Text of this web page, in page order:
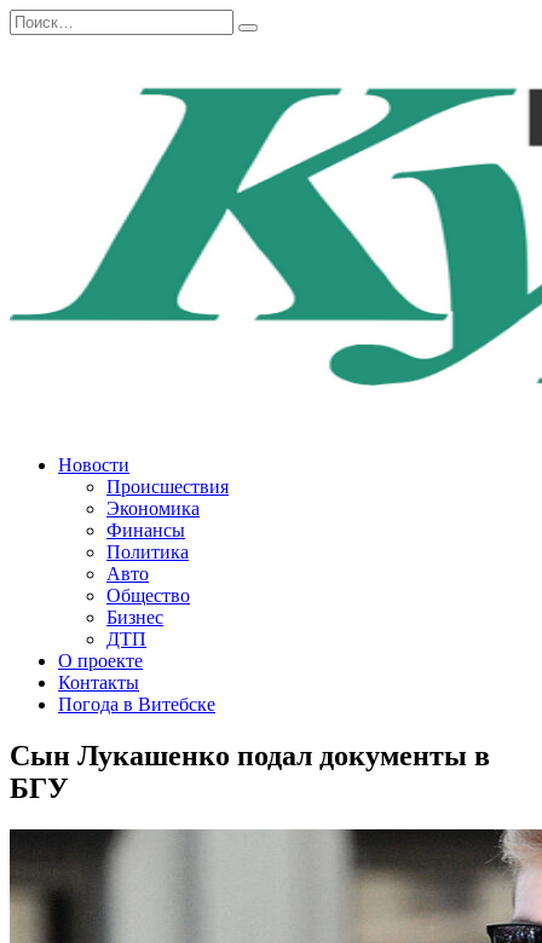
Перейти
к
Search
for:
Новости
Происшествия
Экономика
Финансы
Политика
Авто
Общество
Бизнес
ДТП
О проекте
Контакты
Погода в Витебске
Сын Лукашенко подал документы в
БГУ